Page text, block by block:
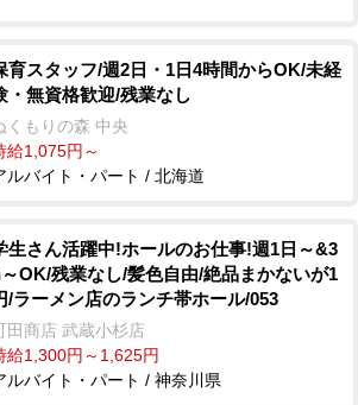
育スタッフ/週2日・1日4時間からOK/未経
・無資格歓迎/残業なし
くもりの森 中央
給1,075円～
ルバイト・パート / 北海道
生さん活躍中!ホールのお仕事!週1日～&3
OK/残業なし/髪色自由/絶品まかないが1
/ラーメン店のランチ帯ホール/053
田商店 武蔵小杉店
給1,300円～1,625円
ルバイト・パート / 神奈川県